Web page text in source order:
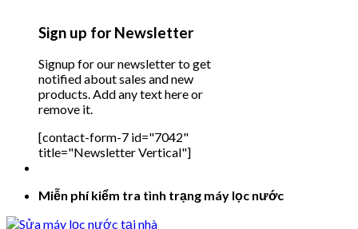
Sign up for Newsletter
Signup for our newsletter to get
notified about sales and new
products. Add any text here or
remove it.
[contact-form-7 id="7042"
title="Newsletter Vertical"]
Miễn phí kiểm tra tình trạng máy lọc nước